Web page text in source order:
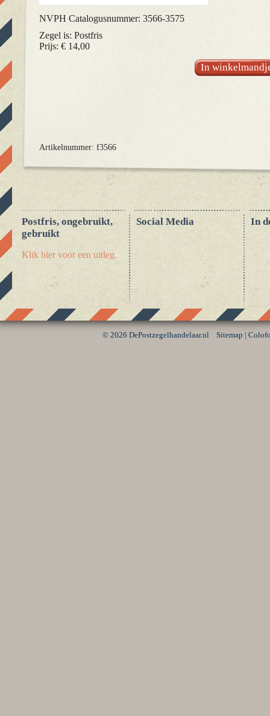
NVPH Catalogusnummer: 3566-3575
Zegel is: Postfris
Prijs: € 14,00
Artikelnummer: f3566
In
Postfris, ongebruikt,
gebruikt
Klik hier voor een uitleg.
Social Media In
© 2026 DePostzegelhandelaar.nlSitemap |